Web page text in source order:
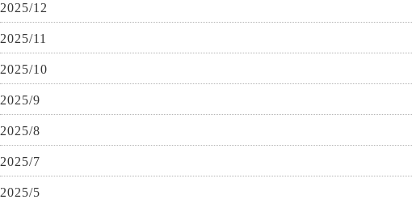
2025/12
2025/11
2025/10
2025/9
2025/8
2025/7
2025/5